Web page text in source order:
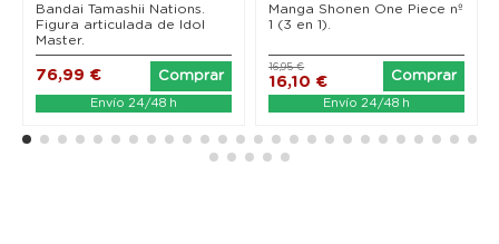
Bandai Tamashii Nations.
Figura articulada de Idol
Master.
76,99 € Comprar
Envío 24/48 h
Manga Shonen One Piece nº
1 (3 en 1).
16,10 €
16,95 €
Comprar
Envío 24/48 h